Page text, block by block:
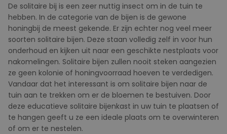
De solitaire bij is een zeer nuttig insect om in de tuin te
hebben. In de categorie van de bijen is de gewone
honingbij de meest gekende. Er zijn echter nog veel meer
soorten solitaire bijen. Deze staan volledig zelf in voor hun
onderhoud en kijken uit naar een geschikte nestplaats voor
nakomelingen. Solitaire bijen zullen nooit steken aangezien
ze geen kolonie of honingvoorraad hoeven te verdedigen.
Vandaar dat het interessant is om solitaire bijen naar de
tuin aan te trekken om er de bloemen te bestuiven. Door
deze educatieve solitaire bijenkast in uw tuin te plaatsen of
te hangen geeft u ze een ideale plaats om te overwinteren
of om er te nestelen.